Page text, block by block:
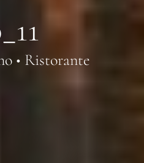
• Ristorante